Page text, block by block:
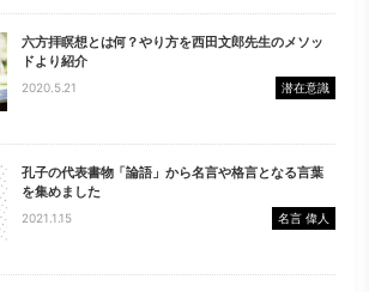
六方拝瞑想とは何？やり方を西田文郎先生のメソッ
ドより紹介
2020.5.21 潜在意識
孔子の代表書物「論語」から名言や格言となる言葉
を集めました
2021.1.15 名言 偉人